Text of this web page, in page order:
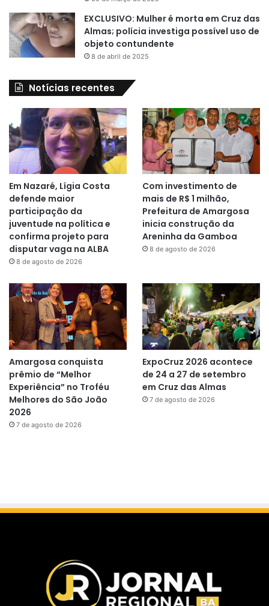
EXCLUSIVO: Mulher é morta em Cruz das
Almas; polícia investiga possível uso de
objeto contundente
8 de abril de 2025
Notícias recentes
Em Nazaré, Lígia Costa
defende maior
participação da
juventude na política e
confirma projeto para
disputar vaga na ALBA
8 de agosto de 2026
Com investimento de
mais de R$ 1 milhão,
Prefeitura de Amargosa
inicia construção da
Areninha da Gamboa
8 de agosto de 2026
Amargosa conquista
prêmio de “Melhor
Experiência” no Troféu
Melhores do São João
2026
7 de agosto de 2026
ExpoCruz 2026 acontece
de 24 a 27 de setembro
em Cruz das Almas
7 de agosto de 2026